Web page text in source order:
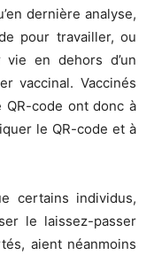
dernière analyse,
pour travailler, ou
en dehors d’un
vaccinal. Vaccinés
code ont donc à
le QR-code et à
certains individus,
le laissez-passer
aient néanmoins